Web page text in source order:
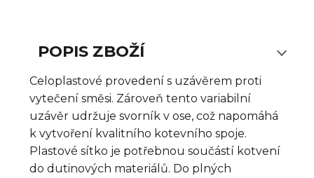
POPIS ZBOŽÍ
Celoplastové provedení s uzávěrem proti
vytečení směsi. Zároveň tento variabilní
uzávěr udržuje svorník v ose, což napomáhá
k vytvoření kvalitního kotevního spoje.
Plastové sítko je potřebnou součástí kotvení
do dutinových materiálů. Do plných